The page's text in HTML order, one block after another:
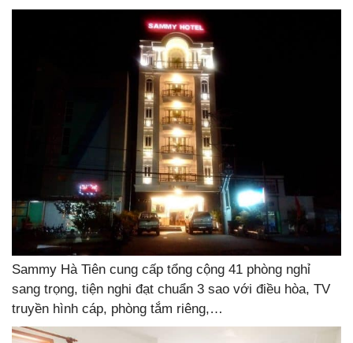
Sammy Hà Tiên cung cấp tổng cộng 41 phòng nghỉ
sang trọng, tiện nghi đạt chuẩn 3 sao với điều hòa, TV
truyền hình cáp, phòng tắm riêng,…